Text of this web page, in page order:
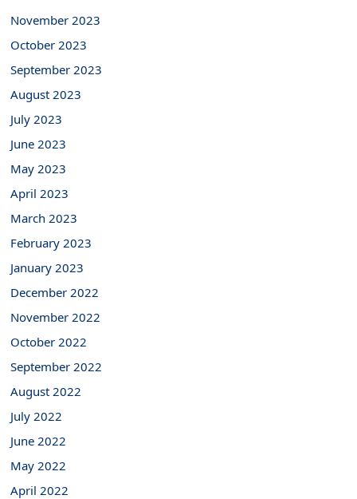
November 2023
October 2023
September 2023
August 2023
July 2023
June 2023
May 2023
April 2023
March 2023
February 2023
January 2023
December 2022
November 2022
October 2022
September 2022
August 2022
July 2022
June 2022
May 2022
April 2022